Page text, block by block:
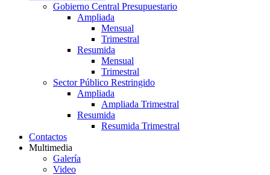
Gobierno Central Presupuestario
Ampliada
Mensual
Trimestral
Resumida
Mensual
Trimestral
Sector Público Restringido
Ampliada
Ampliada Trimestral
Resumida
Resumida Trimestral
Contactos
Multimedia
Galería
Video